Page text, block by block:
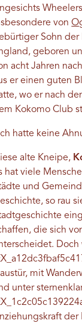
von
Sohn der
geboren
acht Jahren
er einen guten
wo er nach
Kokomo Club
hatte keine
alte Kneipe,
hat viele
und
so rau
die sich
mit
unter
der